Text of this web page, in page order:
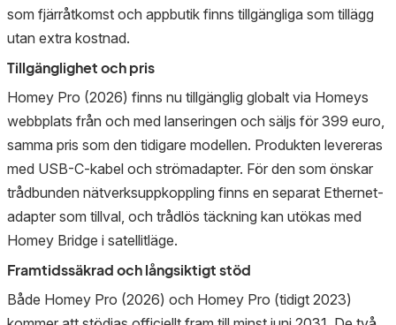
som fjärråtkomst och appbutik finns tillgängliga som tillägg
utan extra kostnad.
Tillgänglighet och pris
Homey Pro (2026) finns nu tillgänglig globalt via Homeys
webbplats från och med lanseringen och säljs för 399 euro,
samma pris som den tidigare modellen. Produkten levereras
med USB-C-kabel och strömadapter. För den som önskar
trådbunden nätverksuppkoppling finns en separat Ethernet-
adapter som tillval, och trådlös täckning kan utökas med
Homey Bridge i satellitläge.
Framtidssäkrad och långsiktigt stöd
Både Homey Pro (2026) och Homey Pro (tidigt 2023)